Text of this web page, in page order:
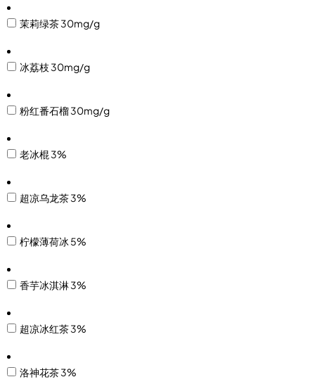
茉莉绿茶 30mg/g
冰荔枝 30mg/g
粉红番石榴 30mg/g
老冰棍 3%
超凉乌龙茶 3%
柠檬薄荷冰 5%
香芋冰淇淋 3%
超凉冰红茶 3%
洛神花茶 3%